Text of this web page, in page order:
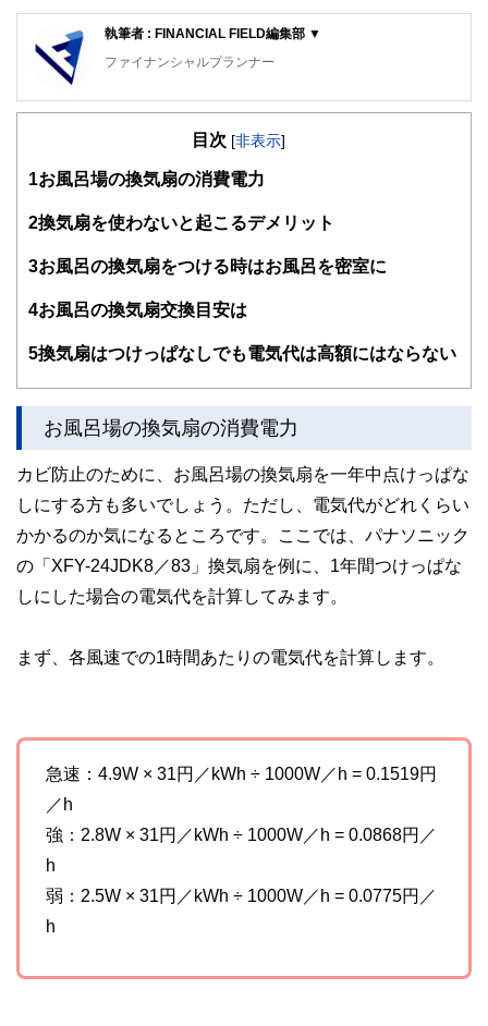
執筆者 : FINANCIAL FIELD編集部 ▼
ファイナンシャルプランナー
FinancialField編集部は、金融、経済に関する記事を、日々
知識がない方でも理解できるようわかりやすく発信していま
得者を中心に「お金や暮らし」に関する書籍・雑誌の編集経
験者で構成され、企画立案から記事掲載まですべての工程に
関わることで、読者目線のコンテンツを追求しています。
護士、税理士、宅地建物取引士、相続診断士、住宅ローンア
士、行政書士、投資アナリスト、キャリアコンサルタントな
かしく感じられる年金や税金、相続、保険、ローンなどの話
をわかりやすく発信している点です。
執筆者・監修者による執筆体制を築くことで、内容のわかり
やすさはもちろんのこと、読み応えのあるコンテンツと確か
な情報発信を実現しています。
私たちは、快適でより良い生活のアイデアを提供するお金の
コンシェルジュを目指します。
目次 [非表示]
1 お風呂場の換気扇の消費電力
2換気扇を使わないと起こるデメリット
3お風呂の換気扇をつける時はお風呂を密室に
4お風呂の換気扇交換目安は
5換気扇はつけっぱなしでも電気代は高額にはならない
お風呂場の換気扇の消費電力
カビ防止のために、お風呂場の換気扇を一年中点けっぱな
しにする方も多いでしょう。ただし、電気代がどれくらい
かかるのか気になるところです。ここでは、パナソニック
の「XFY-24JDK8／83」換気扇を例に、1年間つけっぱな
しにした場合の電気代を計算してみます。
まず、各風速での1時間あたりの電気代を計算します。
急速：4.9W × 31円／kWh ÷ 1000W／h = 0.1519円
／h
強：2.8W × 31円／kWh ÷ 1000W／h = 0.0868円／
h
弱：2.5W × 31円／kWh ÷ 1000W／h = 0.0775円／
h